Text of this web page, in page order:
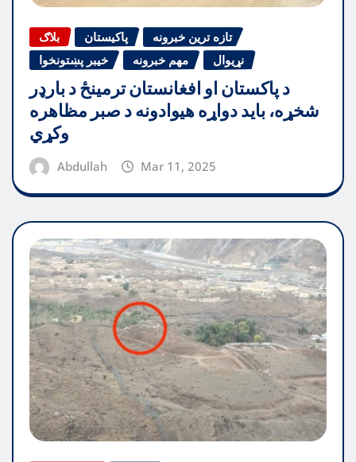
بلاګ پاکیستان
تازه ترین خبرونه
خیبر پښتونخوا
مهم خبرونه نړیوال
د پاکستان او افغانستان ترمینځ د بارډر
شخړه، باید دواړه هیوادونه د صبر مظاهره
وکړي
Abdullah Mar 11, 2025